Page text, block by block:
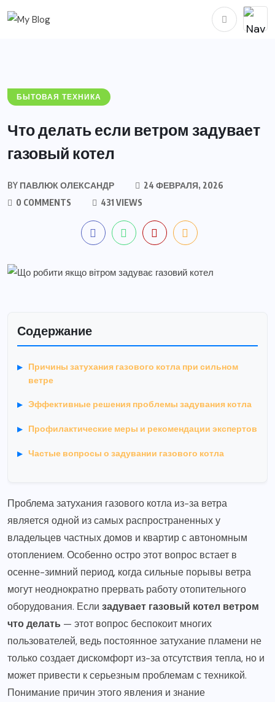
БЫТОВАЯ ТЕХНИКА
Что делать если ветром задувает
газовый котел
BY ПАВЛЮК ОЛЕКСАНДР
24 ФЕВРАЛЯ, 2026
0 COMMENTS
431 VIEWS
Содержание
Причины затухания газового котла при сильном
ветре
Эффективные решения проблемы задувания котла
Профилактические меры и рекомендации экспертов
Частые вопросы о задувании газового котла
Проблема затухания газового котла из-за ветра
является одной из самых распространенных у
владельцев частных домов и квартир с автономным
отоплением. Особенно остро этот вопрос встает в
осенне-зимний период, когда сильные порывы ветра
могут неоднократно прервать работу отопительного
оборудования. Если задувает газовый котел ветром
что делать — этот вопрос беспокоит многих
пользователей, ведь постоянное затухание пламени не
только создает дискомфорт из-за отсутствия тепла, но и
может привести к серьезным проблемам с техникой.
Понимание причин этого явления и знание